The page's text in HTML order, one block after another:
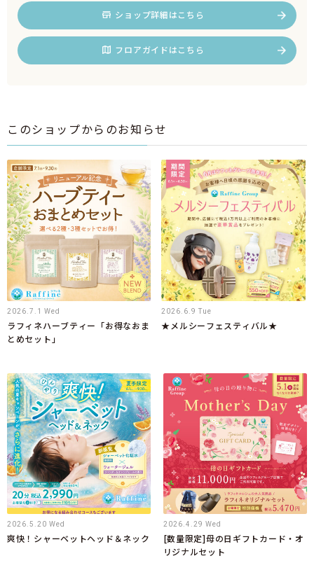
ショップ詳細はこちら
フロアガイドはこちら
このショップからのお知らせ
2026.7.1 Wed
ラフィネハーブティー「お得なおま
とめセット」
2026.6.9 Tue
★メルシーフェスティバル★
2026.5.20 Wed
爽快！シャーベットヘッド＆ネック
2026.4.29 Wed
[数量限定]母の日ギフトカード・オ
リジナルセット